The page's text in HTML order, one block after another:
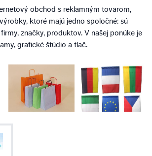
obchod s reklamným tovarom,
ktoré majú jedno spoločné: sú
značky, produktov. V našej ponúke je
grafické štúdio a tlač.